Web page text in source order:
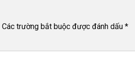
Các trường bắt buộc được đánh dấu *